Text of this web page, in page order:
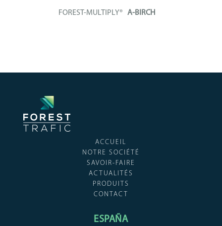
FOREST-MULTIPLY® A-BIRCH
ACCUEIL
NOTRE SOCIÉTÉ
SAVOIR-FAIRE
ACTUALITÉS
PRODUITS
CONTACT
ESPAÑA